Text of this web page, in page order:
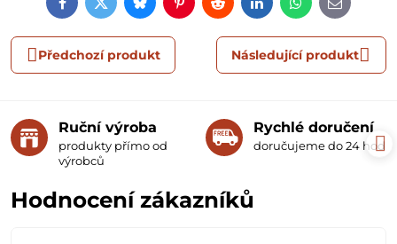
FacebookTwitterBlueskyPinterestRedditLinkedInWhatsApp
E-
mail
Předchozí produkt Následující produkt
Ruční výroba
produkty přímo od
výrobců
Rychlé doručení
doručujeme do 24 hodin
Hodnocení zákazníků